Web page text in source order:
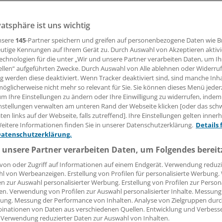
15:36 Uhr
Aufenthalt im Ausland plant, braucht dafür eine
die teilweise sehr günstig zu
Bei ihnen ist die Geltungsdauer limitiert,
Tage pro Reise.
ist uns wichtig
145-Partner speichern und greifen auf personenbezogene Daten wie
Kennungen auf Ihrem Gerät zu. Durch Auswahl von Akzeptieren
für die unter „Wir und unsere Partner verarbeiten Daten, um
aufgeführten Zwecke. Durch Auswahl von Alle ablehnen oder
werden diese deaktiviert. Wenn Tracker deaktiviert sind, sind manche
nicht mehr so relevant für Sie. Sie können dieses Menü
Ihre Einstellungen zu ändern oder Ihre Einwilligung zu widerrufen, indem
verwalten am unteren Rand der Webseite klicken [oder das
links auf der Webseite, falls zutreffend]. Ihre Einstellungen gelten
Informationen finden Sie in unserer Datenschutzerklärung. Details
Partner verarbeiten Daten, um Folgendes
oder Zugriff auf Informationen auf einem Endgerät. Verwendung
von Werbeanzeigen. Erstellung von Profilen für personalisierte
zur Auswahl personalisierter Werbung. Erstellung von Profilen zur
Verwendung von Profilen zur Auswahl personalisierter Inhalte.
Messung der Performance von Inhalten. Analyse von Zielgruppen
von Daten aus verschiedenen Quellen. Entwicklung und
reduzierter Daten zur Auswahl von Inhalten.